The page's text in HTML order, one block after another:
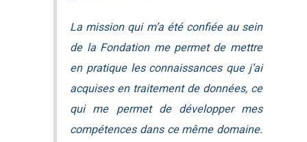
La mission qui m’a été confiée au sein
de la Fondation me permet de mettre
en pratique les connaissances que j’ai
acquises en traitement de données, ce
qui me permet de développer mes
compétences dans ce même domaine.